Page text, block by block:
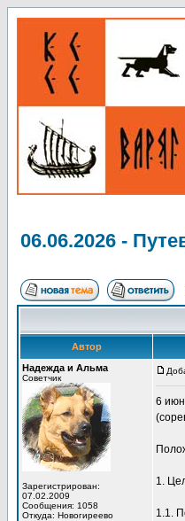
06.06.2026 -
Автор
Надежда и Альма
Советчик
Зарегистрирован:
07.02.2009
Сообщения: 1058
Откуда: Новогиреево
6
1.
1.1.